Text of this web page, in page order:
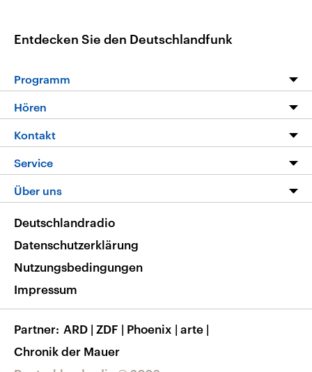
Entdecken Sie den Deutschlandfunk
Programm
Programm
Die Nachrichten
Nachrichtenleicht
Neue Beiträge auf dlf.de
Hören
Livestream
Podcasts
Deutschlandfunk App
Nachrichten App
Frequenzen
Kontakt
Hörerservice
Service
FAQ
Veranstaltungen
Musikliste
RSS
Über uns
Barrierefreiheit
Deutschlandradio
Datenschutzerklärung
Nutzungsbedingungen
Impressum
Partner ARD | ZDF | Phoenix | arte |
Chronik der Mauer